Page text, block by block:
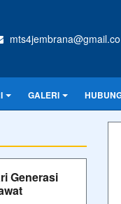
GALERI
Generasi